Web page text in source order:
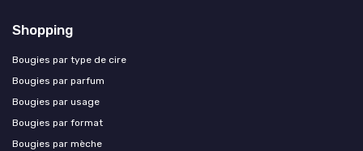
Shopping
Bougies par type de cire
Bougies par parfum
Bougies par usage
Bougies par format
Bougies par mèche